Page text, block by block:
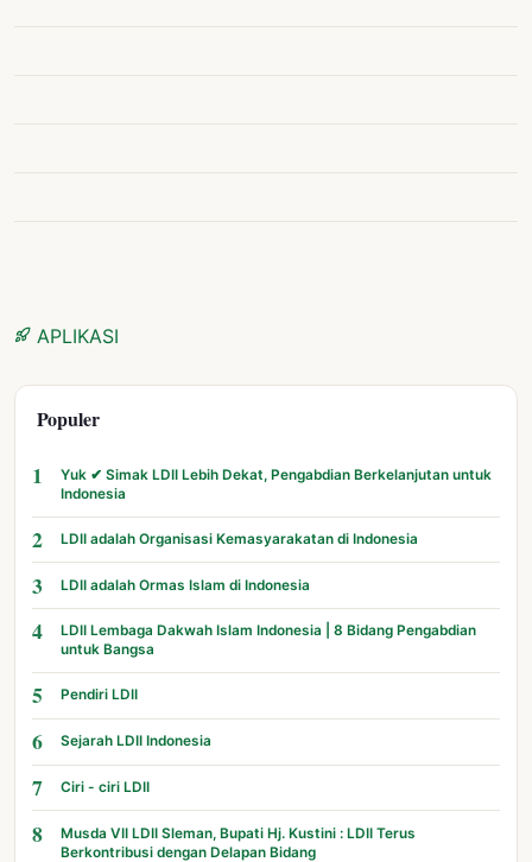
APLIKASI
Populer
1
Yuk ✔ Simak LDII Lebih Dekat, Pengabdian Berkelanjutan untuk
Indonesia
2 LDII adalah Organisasi Kemasyarakatan di Indonesia
3 LDII adalah Ormas Islam di Indonesia
4
LDII Lembaga Dakwah Islam Indonesia | 8 Bidang Pengabdian
untuk Bangsa
5 Pendiri LDII
6 Sejarah LDII Indonesia
7 Ciri - ciri LDII
8
Musda VII LDII Sleman, Bupati Hj. Kustini : LDII Terus
Berkontribusi dengan Delapan Bidang